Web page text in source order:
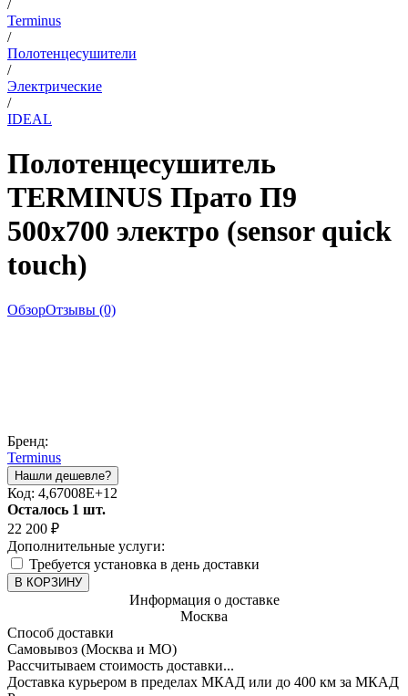
/
Terminus
/
Полотенцесушители
/
Электрические
/
IDEAL
Полотенцесушитель
TERMINUS Прато П9
500х700 электро (sensor quick
touch)
ОбзорОтзывы (0)
Бренд:
Terminus
Код: 4,67008E+12
Осталось 1 шт.
22 200 ₽
Дополнительные услуги:
Требуется установка в день доставки
В КОРЗИНУ
Информация о доставке
Москва
Способ доставки
Самовывоз (Москва и МО)
Рассчитываем стоимость доставки...
Доставка курьером в пределах МКАД или до 400 км за МКАД